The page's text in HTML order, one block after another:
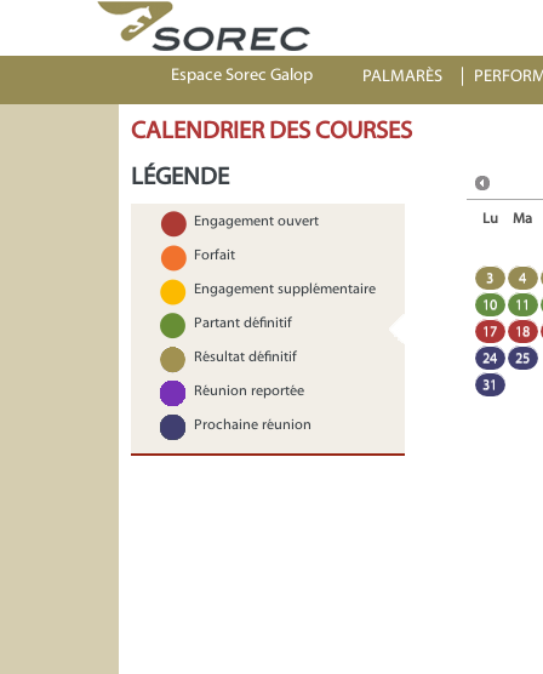
Espace Sorec Galop PALMARÈS
CALENDRIER DES COURSES
LÉGENDE
Engagement ouvert
Forfait
Engagement supplémentaire
Partant définitif
Résultat définitif
Réunion reportée
Prochaine réunion
Lu Ma
3
4
10
11
17
18
24
25
31